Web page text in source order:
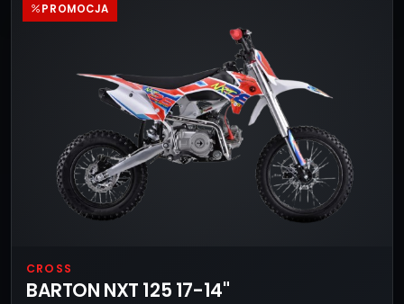
PROMOCJA
CROSS
BARTON NXT 125 17-14"